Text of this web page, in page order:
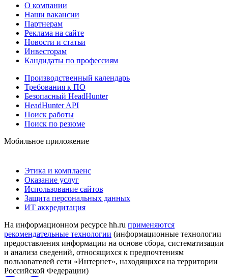
О компании
Наши вакансии
Партнерам
Реклама на сайте
Новости и статьи
Инвесторам
Кандидаты по профессиям
Производственный календарь
Требования к ПО
Безопасный HeadHunter
HeadHunter API
Поиск работы
Поиск по резюме
Мобильное приложение
Этика и комплаенс
Оказание услуг
Использование сайтов
Защита персональных данных
ИТ аккредитация
На информационном ресурсе hh.ru применяются
рекомендательные технологии (информационные технологии
предоставления информации на основе сбора, систематизации
и анализа сведений, относящихся к предпочтениям
пользователей сети «Интернет», находящихся на территории
Российской Федерации)